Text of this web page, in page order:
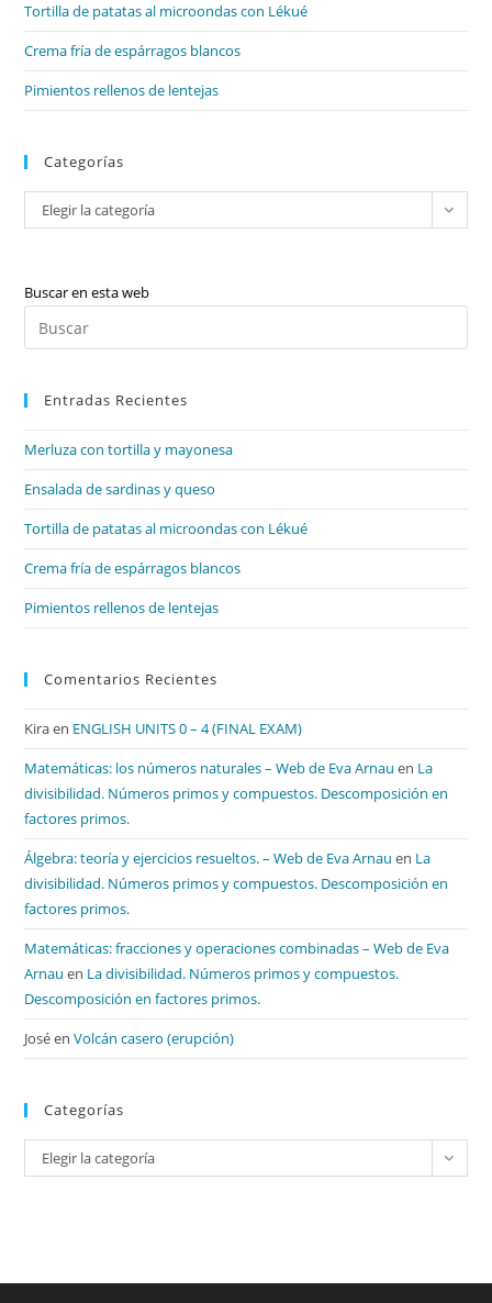
Tortilla de patatas al microondas con Lékué
Crema fría de espárragos blancos
Pimientos rellenos de lentejas
Categorías
Categorías
Elegir la categoría
Buscar en esta web
Entradas Recientes
Merluza con tortilla y mayonesa
Ensalada de sardinas y queso
Tortilla de patatas al microondas con Lékué
Crema fría de espárragos blancos
Pimientos rellenos de lentejas
Comentarios Recientes
Kiraen ENGLISH UNITS 0 – 4 (FINAL EXAM)
Matemáticas: los números naturales – Web de Eva Arnau en La
divisibilidad. Números primos y compuestos. Descomposición en
factores primos.
Álgebra: teoría y ejercicios resueltos. – Web de Eva Arnau en La
divisibilidad. Números primos y compuestos. Descomposición en
factores primos.
Matemáticas: fracciones y operaciones combinadas – Web de Eva
Arnau en La divisibilidad. Números primos y compuestos.
Descomposición en factores primos.
JoséenVolcán casero (erupción)
Categorías
Categorías
Elegir la categoría